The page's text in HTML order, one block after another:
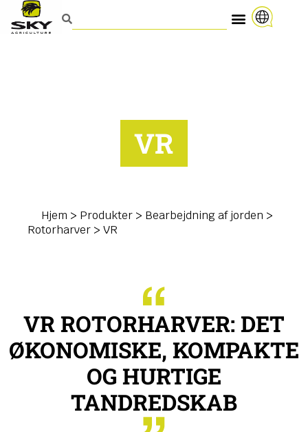
VR
Hjem > Produkter > Bearbejdning af jorden >
Rotorharver > VR
VR ROTORHARVER: DET
ØKONOMISKE, KOMPAKTE
OG HURTIGE
TANDREDSKAB